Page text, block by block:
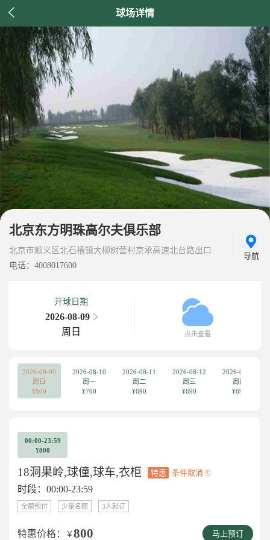
 球场详情
北京东方明珠高尔夫俱乐部
北京市顺义区北石槽镇大柳树营村京承高速北台路出口
电话：4008017600
导航
开球日期
2026-08-09
周日
点击查看
2026-08-09
周日
¥800
2026-08-10
周一
¥700
2026-08-11
周二
¥690
2026-08-12
周三
¥690
2026-08-13
周四
¥690
00:00-23:59
¥800
18洞果岭,球僮,球车,衣柜 特惠 条件取消
时段：00:00-23:59
全额预付 少量名额 3人起订
特惠价格： ￥800 马上预订